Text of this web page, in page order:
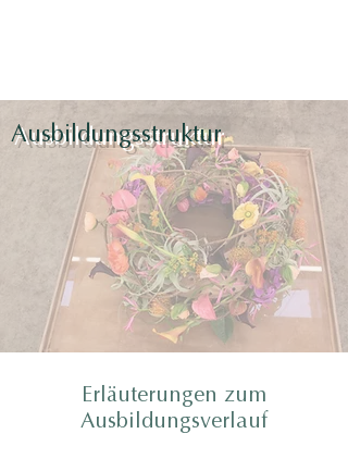
Ausbildungsstruktur
Erläuterungen zum
Ausbildungsverlauf